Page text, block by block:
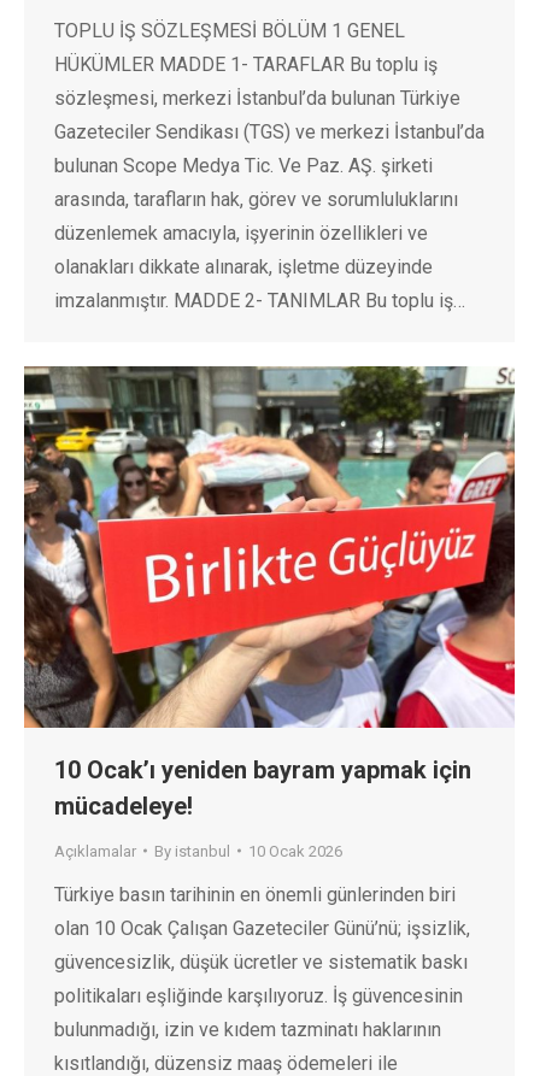
TOPLU İŞ SÖZLEŞMESİ BÖLÜM 1 GENEL
HÜKÜMLER MADDE 1- TARAFLAR Bu toplu iş
sözleşmesi, merkezi İstanbul’da bulunan Türkiye
Gazeteciler Sendikası (TGS) ve merkezi İstanbul’da
bulunan Scope Medya Tic. Ve Paz. AŞ. şirketi
arasında, tarafların hak, görev ve sorumluluklarını
düzenlemek amacıyla, işyerinin özellikleri ve
olanakları dikkate alınarak, işletme düzeyinde
imzalanmıştır. MADDE 2- TANIMLAR Bu toplu iş…
10 Ocak’ı yeniden bayram yapmak için
mücadeleye!
Açıklamalar By istanbul 10 Ocak 2026
Türkiye basın tarihinin en önemli günlerinden biri
olan 10 Ocak Çalışan Gazeteciler Günü’nü; işsizlik,
güvencesizlik, düşük ücretler ve sistematik baskı
politikaları eşliğinde karşılıyoruz. İş güvencesinin
bulunmadığı, izin ve kıdem tazminatı haklarının
kısıtlandığı, düzensiz maaş ödemeleri ile